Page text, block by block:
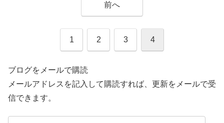
前へ
1 2 3 4
ブログをメールで購読
メールアドレスを記入して購読すれば、更新をメールで受
信できます。